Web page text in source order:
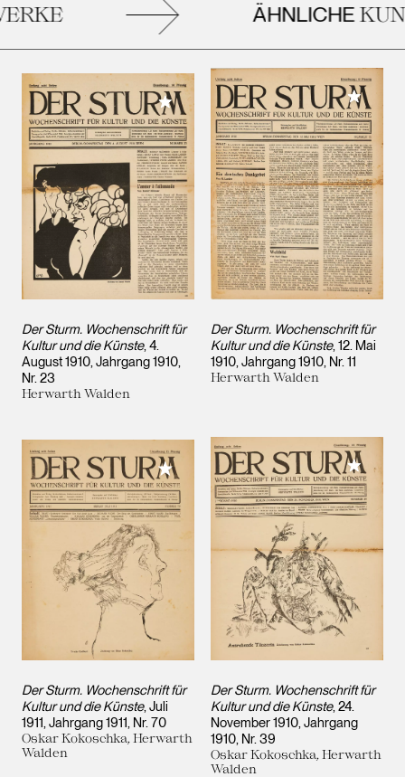
ÄHNLICHE
Der Sturm. Wochenschrift für
Kultur und die Künste, 4.
August 1910, Jahrgang 1910,
Nr. 23
Herwarth Walden
Meiner Sammlung hinzufügen
Der Sturm. Wochenschrift für
Kultur und die Künste, 12. Mai
1910, Jahrgang 1910, Nr. 11
Herwarth Walden
Meiner
Der Sturm. Wochenschrift für
Kultur und die Künste, Juli
1911, Jahrgang 1911, Nr. 70
Oskar Kokoschka, Herwarth
Walden
Meiner Sammlung hinzufügen
Der Sturm. Wochenschrift für
Kultur und die Künste, 24.
November 1910, Jahrgang
1910, Nr. 39
Oskar Kokoschka, Herwarth
Walden
Meiner